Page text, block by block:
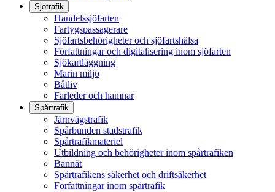
Sjötrafik
Handelssjöfarten
Fartygspassagerare
Sjöfartsbehörigheter och sjöfartshälsa
Författningar och digitalisering inom sjöfarten
Sjökartläggning
Marin miljö
Båtliv
Farleder och hamnar
Spårtrafik
Järnvägstrafik
Spårbunden stadstrafik
Spårtrafikmateriel
Utbildning och behörigheter inom spårtrafiken
Bannät
Spårtrafikens säkerhet och driftsäkerhet
Författningar inom spårtrafik